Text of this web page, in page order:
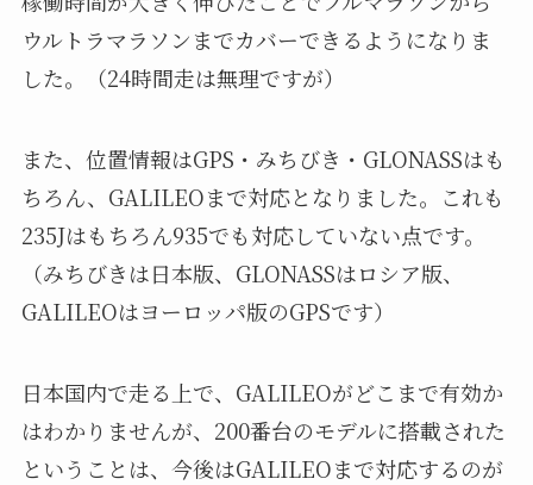
ウルトラマラソンまでカバーできるようになりま
した。（24時間走は無理ですが）
また、位置情報はGPS・みちびき・GLONASSはも
ちろん、GALILEOまで対応となりました。これも
235Jはもちろん935でも対応していない点です。
（みちびきは日本版、GLONASSはロシア版、
GALILEOはヨーロッパ版のGPSです）
日本国内で走る上で、GALILEOがどこまで有効か
はわかりませんが、200番台のモデルに搭載された
ということは、今後はGALILEOまで対応するのが